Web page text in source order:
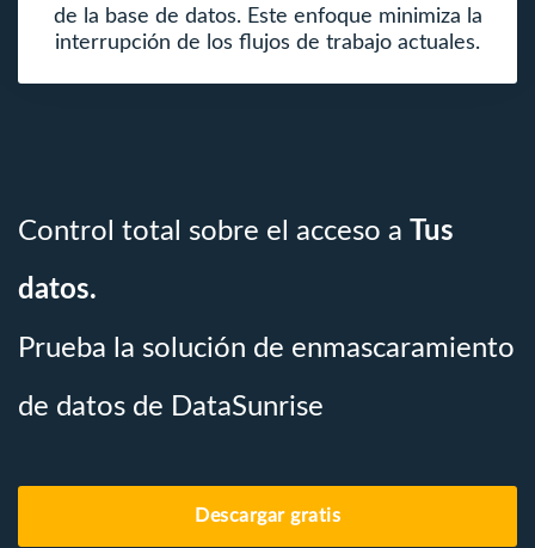
de la base de datos. Este enfoque minimiza la
interrupción de los flujos de trabajo actuales.
Control total sobre el acceso a Tus
datos.
Prueba la solución de enmascaramiento
de datos de DataSunrise
Descargar gratis